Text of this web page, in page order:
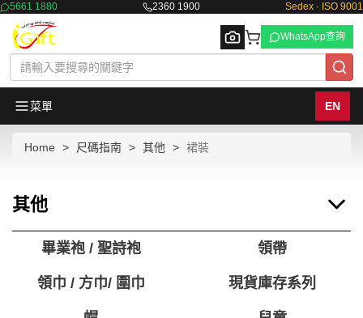
5661 1880 2360 1900 Sedex · ISO 9001
WhatsApp查詢
菜單 EN
Home 尺碼指南 其他 裙裝
其他
畢業袍 / 聖詩袍 領帶
領巾 / 方巾/ 圍巾 現貨庫存系列